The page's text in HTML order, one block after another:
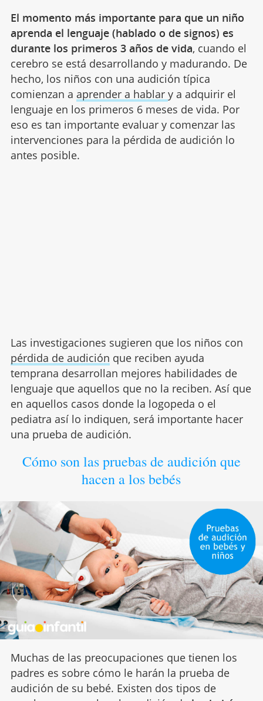
El momento más importante para que un niño
aprenda el lenguaje (hablado o de signos) es
durante los primeros 3 años de vida, cuando el
cerebro se está desarrollando y madurando. De
hecho, los niños con una audición típica
comienzan a aprender a hablar y a adquirir el
lenguaje en los primeros 6 meses de vida. Por
eso es tan importante evaluar y comenzar las
intervenciones para la pérdida de audición lo
antes posible.
Las investigaciones sugieren que los niños con
pérdida de audición que reciben ayuda
temprana desarrollan mejores habilidades de
lenguaje que aquellos que no la reciben. Así que
en aquellos casos donde la logopeda o el
pediatra así lo indiquen, será importante hacer
una prueba de audición.
Cómo son las pruebas de audición que
hacen a los bebés
Muchas de las preocupaciones que tienen los
padres es sobre cómo le harán la prueba de
audición de su bebé. Existen dos tipos de